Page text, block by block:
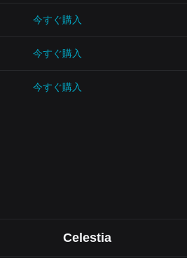
今すぐ購入
今すぐ購入
今すぐ購入
Celestia